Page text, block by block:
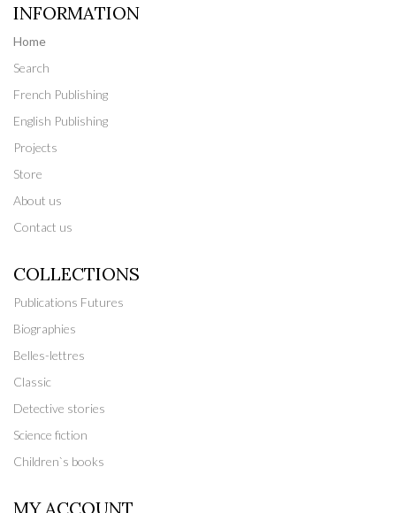
INFORMATION
Home
Search
French Publishing
English Publishing
Projects
Store
About us
Contact us
COLLECTIONS
Publications Futures
Biographies
Belles-lettres
Classic
Detective stories
Science fiction
Children`s books
MY ACCOUNT